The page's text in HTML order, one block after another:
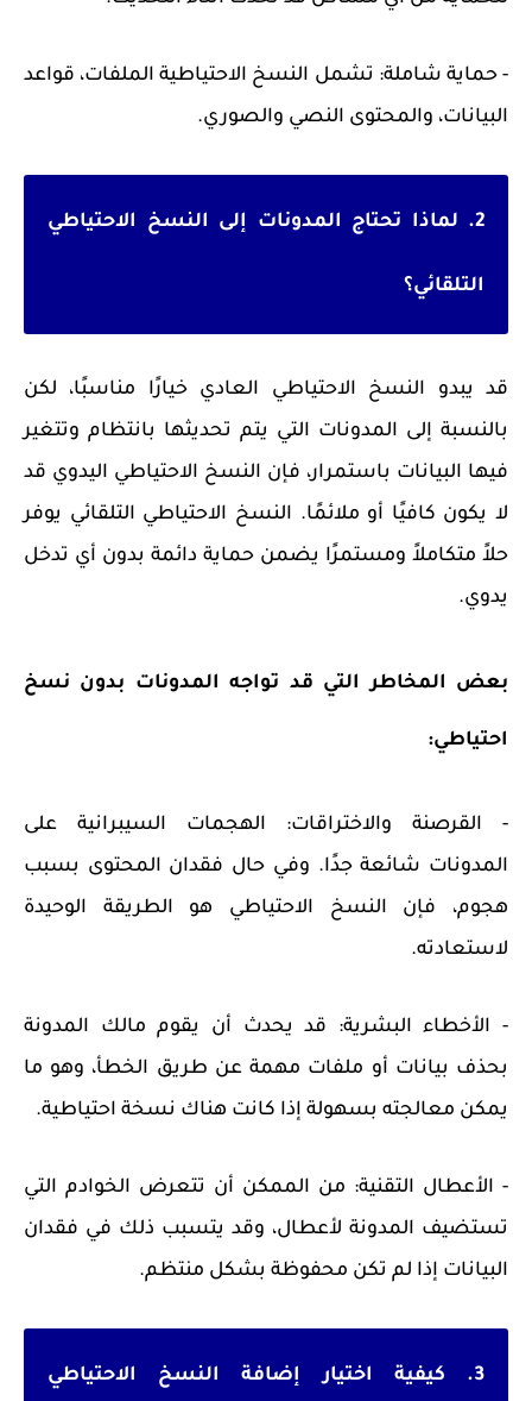
- حماية شاملة: تشمل النسخ الاحتياطية الملفات، قواعد
البيانات، والمحتوى النصي والصوري.
2. لماذا تحتاج المدونات إلى النسخ الاحتياطي
التلقائي؟
قد يبدو النسخ الاحتياطي العادي خيارًا مناسبًا، لكن
بالنسبة إلى المدونات التي يتم تحديثها بانتظام وتتغير
فيها البيانات باستمرار، فإن النسخ الاحتياطي اليدوي قد
لا يكون كافيًا أو ملائمًا. النسخ الاحتياطي التلقائي يوفر
حلاً متكاملاً ومستمرًا يضمن حماية دائمة بدون أي تدخل
يدوي.
بعض المخاطر التي قد تواجه المدونات بدون نسخ
احتياطي:
- القرصنة والاختراقات: الهجمات السيبرانية على
المدونات شائعة جدًا. وفي حال فقدان المحتوى بسبب
هجوم، فإن النسخ الاحتياطي هو الطريقة الوحيدة
لاستعادته.
- الأخطاء البشرية: قد يحدث أن يقوم مالك المدونة
بحذف بيانات أو ملفات مهمة عن طريق الخطأ، وهو ما
يمكن معالجته بسهولة إذا كانت هناك نسخة احتياطية.
- الأعطال التقنية: من الممكن أن تتعرض الخوادم التي
تستضيف المدونة لأعطال، وقد يتسبب ذلك في فقدان
البيانات إذا لم تكن محفوظة بشكل منتظم.
3. كيفية اختيار إضافة النسخ الاحتياطي